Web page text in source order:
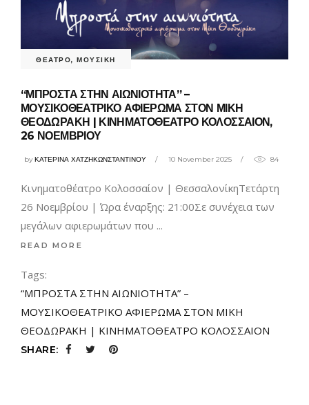
ΘΕΑΤΡΟ, ΜΟΥΣΙΚΗ
“ΜΠΡΟΣΤΑ ΣΤΗΝ ΑΙΩΝΙΟΤΗΤΑ” –
ΜΟΥΣΙΚΟΘΕΑΤΡΙΚΟ ΑΦΙΕΡΩΜΑ ΣΤΟΝ ΜΙΚΗ
ΘΕΟΔΩΡΑΚΗ | ΚΙΝΗΜΑΤΟΘΕΑΤΡΟ ΚΟΛΟΣΣΑΙΟΝ,
26 ΝΟΕΜΒΡΙΟΥ
byΚΑΤΕΡΙΝΑ ΧΑΤΖΗΚΩΝΣΤΑΝΤΙΝΟΥ 10 November 2025 84
Κινηματοθέατρο Κολοσσαίον | ΘεσσαλονίκηΤετάρτη
26 Νοεμβρίου | Ώρα έναρξης: 21:00Σε συνέχεια των
μεγάλων αφιερωμάτων που
READ MORE
Tags:
“ΜΠΡΟΣΤΑ ΣΤΗΝ ΑΙΩΝΙΟΤΗΤΑ” –
ΜΟΥΣΙΚΟΘΕΑΤΡΙΚΟ ΑΦΙΕΡΩΜΑ ΣΤΟΝ ΜΙΚΗ
ΘΕΟΔΩΡΑΚΗ | ΚΙΝΗΜΑΤΟΘΕΑΤΡΟ ΚΟΛΟΣΣΑΙΟΝ
SHARE: